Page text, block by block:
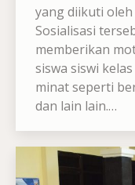
yang diikuti oleh
Sosialisasi
memberikan
siswa siswi
minat seperti
dan lain lain.…